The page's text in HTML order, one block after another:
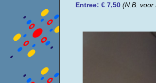
Entree: € 7,50 (N.B. voor